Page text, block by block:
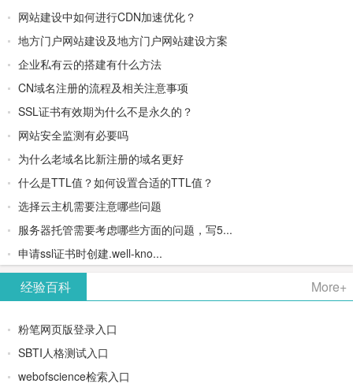
网站建设中如何进行CDN加速优化？
地方门户网站建设及地方门户网站建设方案
企业私有云的搭建有什么方法
CN域名注册的流程及相关注意事项
SSL证书有效期为什么不是永久的？
网站安全监测有必要吗
为什么老域名比新注册的域名更好
什么是TTL值？如何设置合适的TTL值？
选择云主机需要注意哪些问题
服务器托管需要考虑哪些方面的问题，写5...
申请ssl证书时创建.well-kno...
经验百科 More+
粉笔网页版登录入口
SBTI人格测试入口
webofscience检索入口